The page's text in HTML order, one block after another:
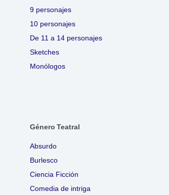
9 personajes
10 personajes
De 11 a 14 personajes
Sketches
Monólogos
Género Teatral
Absurdo
Burlesco
Ciencia Ficción
Comedia de intriga